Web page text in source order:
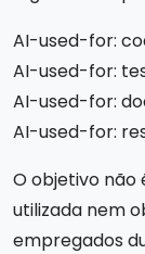
AI-used-for:
AI-used-for:
AI-used-for:
AI-used-for:
O objetivo
utilizada nem
empregados